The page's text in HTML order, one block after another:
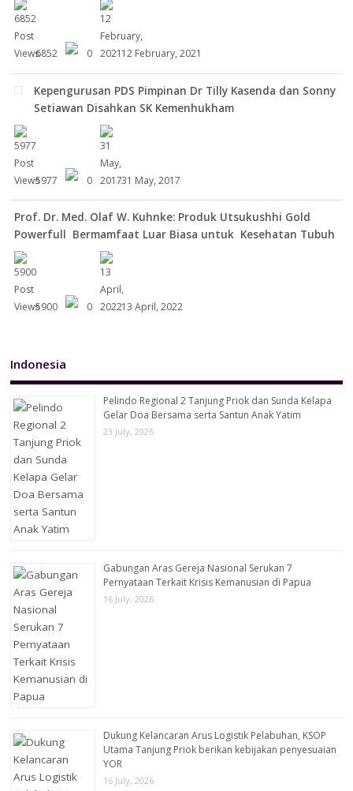
6852 0 12 February, 2021
Kepengurusan PDS Pimpinan Dr Tilly Kasenda dan Sonny
Setiawan Disahkan SK Kemenhukham
5977 0 31 May, 2017
Prof. Dr. Med. Olaf W. Kuhnke: Produk Utsukushhi Gold
Powerfull Bermamfaat Luar Biasa untuk Kesehatan Tubuh
5900 0 13 April, 2022
Indonesia
Pelindo Regional 2 Tanjung Priok dan Sunda Kelapa
Gelar Doa Bersama serta Santun Anak Yatim
23 July, 2026
Gabungan Aras Gereja Nasional Serukan 7
Pernyataan Terkait Krisis Kemanusian di Papua
16 July, 2026
Dukung Kelancaran Arus Logistik Pelabuhan, KSOP
Utama Tanjung Priok berikan kebijakan penyesuaian
YOR
16 July, 2026